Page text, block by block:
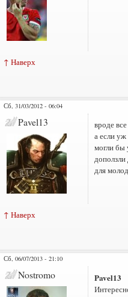
↑ Наверх
Сб, 31/03/2012 - 06:04
Pavel13
вроде
а если уж
могли бы
для
↑ Наверх
Сб, 06/07/2013 - 21:10
Nostromo Pavel13